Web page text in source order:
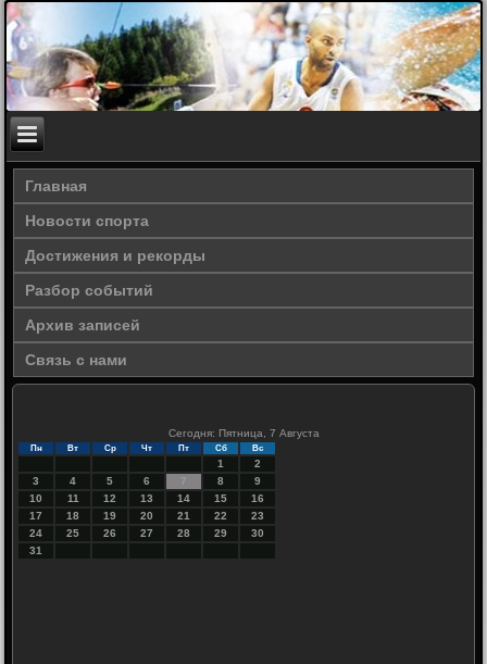
Главная
Новости спорта
Достижения и рекорды
Разбор событий
Архив записей
Связь с нами
Сегодня: Пятница, 7 Августа
Пн Вт Ср Чт Пт Сб Вс
1
2
3
4 5 6 7 8
9
10
11 12 13 14 15
16
17
18 19 20 21 22
23
24
25 26 27 28 29
30
31